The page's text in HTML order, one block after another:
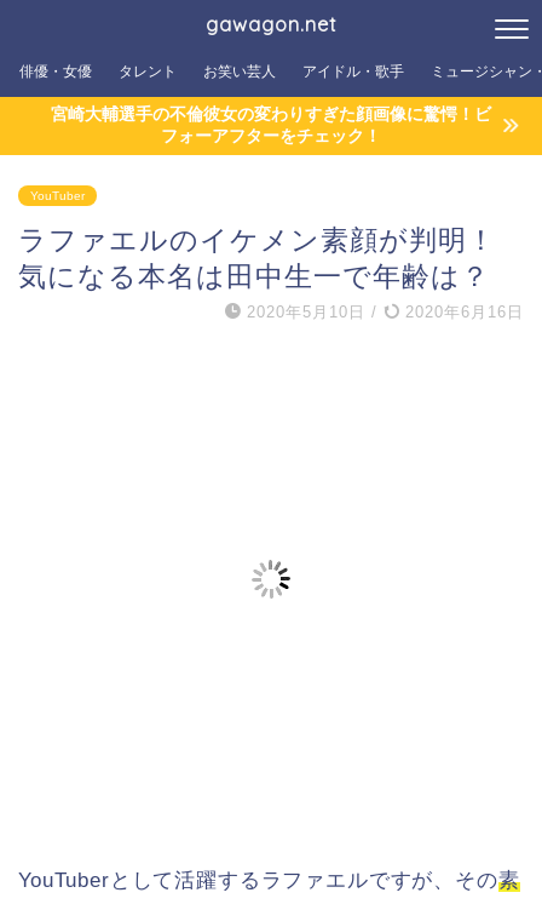
gawagon.net
俳優・女優 タレント お笑い芸人 アイドル・歌手 ミュージシャン
宮崎大輔選手の不倫彼女の変わりすぎた顔画像に驚愕！ビ
フォーアフターをチェック！
YouTuber
ラファエルのイケメン素顔が判明！
気になる本名は田中生一で年齢は？
2020年5月10日 / 2020年6月16日
YouTuberとして活躍するラファエルですが、その素